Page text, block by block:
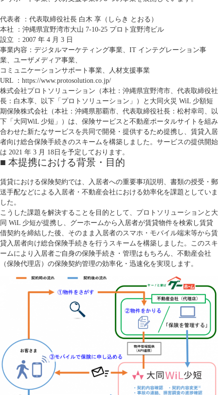
代表者 ：代表取締役社長 白木 享（しらき とおる）
本社 ：沖縄県宜野湾市大山 7-10-25 プロト宜野湾ビル
設立 ：2007 年 4 月 3 日
事業内容：デジタルマーケティング事業、IT インテグレーション事
業、ユーザメディア事業、
コミュニケーションサポート事業、人材支援事業
URL ： https://www.protosolution.co.jp/
株式会社プロトソリューション（本社：沖縄県宜野湾市、代表取締役社
長：白木享、以下「プロトソリューション」）と大同火災 WiL 少額短
期保険株式会社（本社：沖縄県那覇市、代表取締役社長：松村幸司、以
下「大同WiL 少短」）は、保険サービスと不動産ポータルサイトを組み
合わせた新たなサービスを共同で開発・提供するため提携し、賃貸入居
者向け総合保険手続きのスキームを構築しました。サービスの提供開始
は 2021 年 3 月 18日を予定しております。
■ 本提携における背景・目的
賃貸における保険契約では、入居者への重要事項説明、書類の授受・郵
送手配などによる入居者・不動産会社における効率化を課題としていま
した。
こうした課題を解決することを目的として、プロトソリューションと大
同 WiL 少短が提携し、グーホームから入居者が賃貸物件を検索し賃貸
借契約を締結した後、そのまま入居者のスマホ・モバイル端末等から賃
貸入居者向け総合保険手続きを行うスキームを構築しました。このスキ
ームにより入居者ご自身の保険手続き・管理はもちろん、不動産会社
（保険代理店）の保険契約管理の効率化・迅速化を実現します。